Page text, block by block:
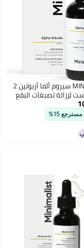
MINIMALIST سيروم ألفا أربوتين 2
لإزالة تصبغات البقع
مضاد للتصبغ للوجه
مع حمض
لإزالة العيوب وآثار حب
شفاف 30 مل
15%